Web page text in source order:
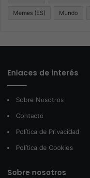
Memes (ES) Mundo
Enlaces de interés
Sobre Nosotros
Contacto
Política de Privacidad
Política de Cookies
Sobre nosotros